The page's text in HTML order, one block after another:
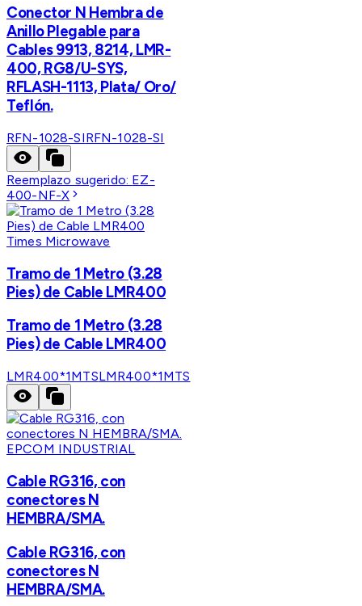
Conector N Hembra de
Anillo Plegable para
Cables 9913, 8214, LMR-
400, RG8/U-SYS,
RFLASH-1113, Plata/ Oro/
Teflón.
RFN-1028-SIRFN-1028-SI
Reemplazo sugerido: EZ-
400-NF-X
Times Microwave
Tramo de 1 Metro (3.28
Pies) de Cable LMR400
Tramo de 1 Metro (3.28
Pies) de Cable LMR400
LMR400*1MTSLMR400*1MTS
EPCOM INDUSTRIAL
Cable RG316, con
conectores N
HEMBRA/SMA.
Cable RG316, con
conectores N
HEMBRA/SMA.